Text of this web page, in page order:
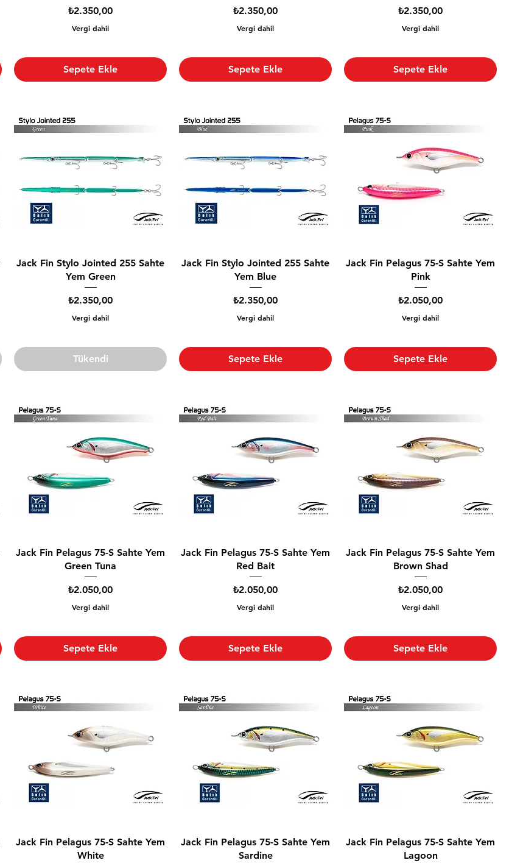
Fiyat
₺2.350,00
Vergi dahil
Sepete Ekle
Fiyat
₺2.350,00
Vergi dahil
Sepete Ekle
Fiyat
₺2.350,00
Vergi dahil
Sepete Ekle
Jack Fin Stylo Jointed 255 Sahte
Yem Green
Fiyat
₺2.350,00
Vergi dahil
Tükendi
Jack Fin Stylo Jointed 255 Sahte
Yem Blue
Fiyat
₺2.350,00
Vergi dahil
Sepete Ekle
Jack Fin Pelagus 75-S Sahte Yem
Pink
Fiyat
₺2.050,00
Vergi dahil
Sepete Ekle
Jack Fin Pelagus 75-S Sahte Yem
Green Tuna
Fiyat
₺2.050,00
Vergi dahil
Sepete Ekle
Jack Fin Pelagus 75-S Sahte Yem
Red Bait
Fiyat
₺2.050,00
Vergi dahil
Sepete Ekle
Jack Fin Pelagus 75-S Sahte Yem
Brown Shad
Fiyat
₺2.050,00
Vergi dahil
Sepete Ekle
Jack Fin Pelagus 75-S Sahte Yem
White
Jack Fin Pelagus 75-S Sahte Yem
Sardine
Jack Fin Pelagus 75-S Sahte Yem
Lagoon